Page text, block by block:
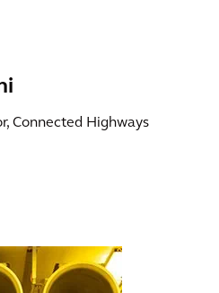
Connected Highways